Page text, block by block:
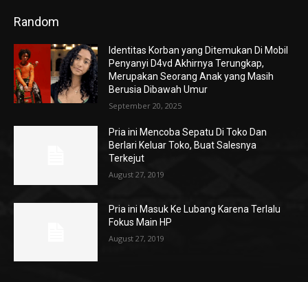
Random
Identitas Korban yang Ditemukan Di Mobil
Penyanyi D4vd Akhirnya Terungkap,
Merupakan Seorang Anak yang Masih
Berusia Dibawah Umur
September 20, 2025
Pria ini Mencoba Sepatu Di Toko Dan
Berlari Keluar Toko, Buat Salesnya
Terkejut
August 27, 2019
Pria ini Masuk Ke Lubang Karena Terlalu
Fokus Main HP
August 27, 2019